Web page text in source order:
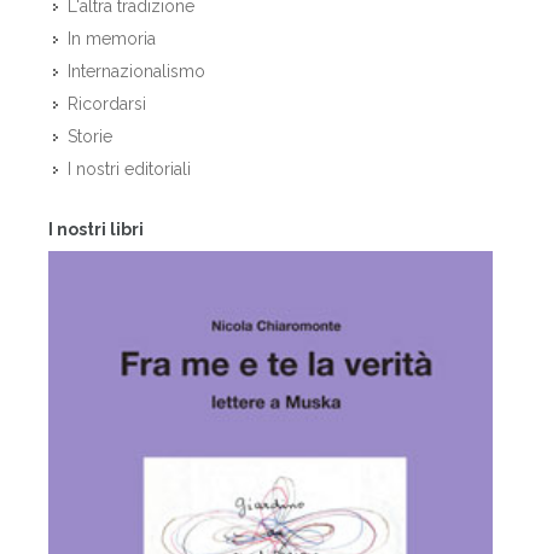
L'altra tradizione
In memoria
Internazionalismo
Ricordarsi
Storie
I nostri editoriali
I nostri libri